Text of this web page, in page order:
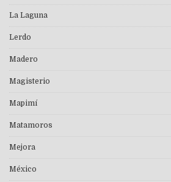
La Laguna
Lerdo
Madero
Magisterio
Mapimí
Matamoros
Mejora
México